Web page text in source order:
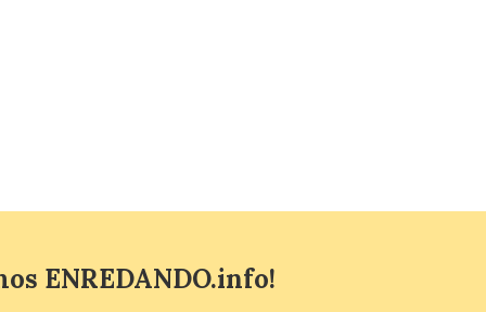
total del 12 de agosto.
Dónde alojarse y a qué
ENREDANDO.info!